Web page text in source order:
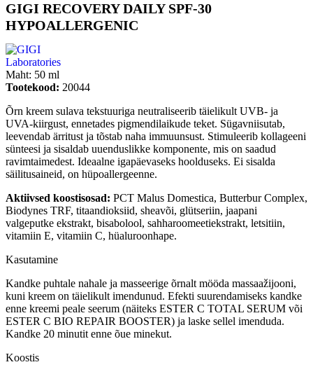
GIGI RECOVERY DAILY SPF-30
HYPOALLERGENIC
Maht: 50 ml
Tootekood: 20044
Õrn kreem sulava tekstuuriga neutraliseerib täielikult UVB- ja
UVA-kiirgust, ennetades pigmendilaikude teket. Sügavniisutab,
leevendab ärritust ja tõstab naha immuunsust. Stimuleerib kollageeni
sünteesi ja sisaldab uuenduslikke komponente, mis on saadud
ravimtaimedest. Ideaalne igapäevaseks hoolduseks. Ei sisalda
säilitusaineid, on hüpoallergeenne.
Aktiivsed koostisosad: PCT Malus Domestica, Butterbur Complex,
Biodynes TRF, titaandioksiid, sheavõi, glütseriin, jaapani
valgeputke ekstrakt, bisabolool, sahharoomeetiekstrakt, letsitiin,
vitamiin E, vitamiin C, hüaluroonhape.
Kasutamine
Kandke puhtale nahale ja masseerige õrnalt mööda massaažijooni,
kuni kreem on täielikult imendunud. Efekti suurendamiseks kandke
enne kreemi peale seerum (näiteks ESTER C TOTAL SERUM või
ESTER C BIO REPAIR BOOSTER) ja laske sellel imenduda.
Kandke 20 minutit enne õue minekut.
Koostis